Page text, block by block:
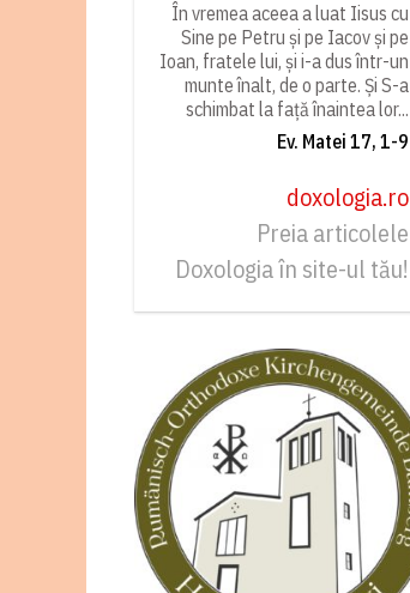
În vremea aceea a luat Iisus cu
Sine pe Petru și pe Iacov și pe
Ioan, fratele lui, și i-a dus într-un
munte înalt, de o parte. Și S-a
schimbat la față înaintea lor...
Ev. Matei 17, 1-9
doxologia.ro
Preia articolele
Doxologia în site-ul tău!